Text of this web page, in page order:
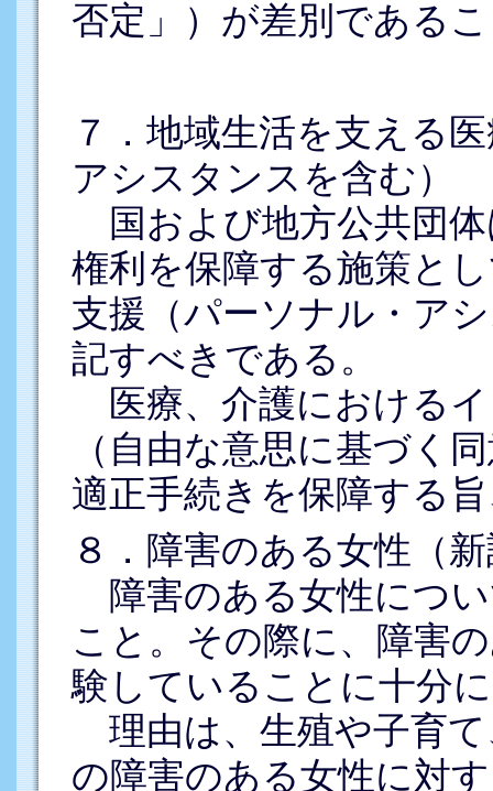
否定」）が差別である
７．地域生活を支える
アシスタンスを含む）
国および地方公共団
権利を保障する施策と
支援（パーソナル・ア
記すべきである。
医療、介護における
（自由な意思に基づく
適正手続きを保障する
８．障害のある女性（
障害のある女性につ
こと。その際に、障害
験していることに十分
理由は、生殖や子育
の障害のある女性に対